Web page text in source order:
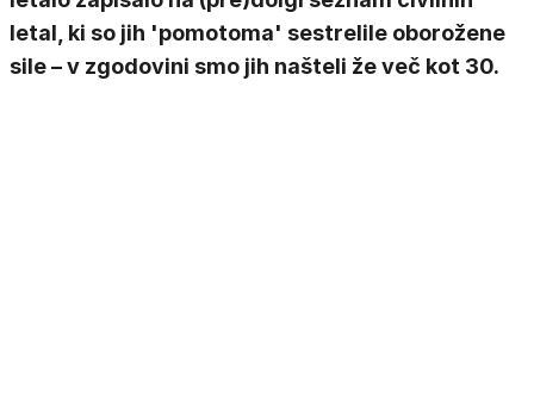
letal, ki so jih 'pomotoma' sestrelile oborožene
sile – v zgodovini smo jih našteli že več kot 30.